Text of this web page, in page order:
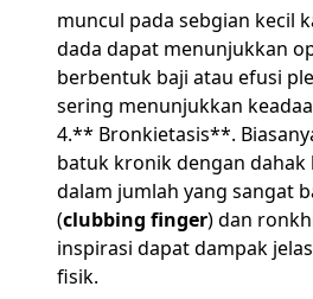
muncul pada sebgian kecil
dada dapat menunjukkan
berbentuk baji atau efusi
sering menunjukkan
4.** Bronkietasis**.
batuk kronik dengan dahak
dalam jumlah yang sangat
(clubbing finger) dan
inspirasi dapat dampak
fisik.